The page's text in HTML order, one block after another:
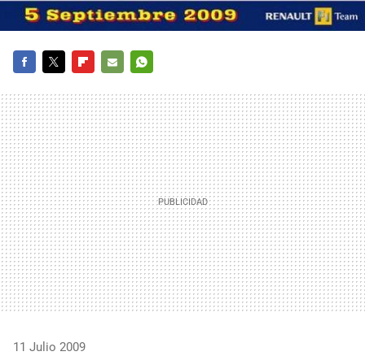
MAIL
11 Julio 2009